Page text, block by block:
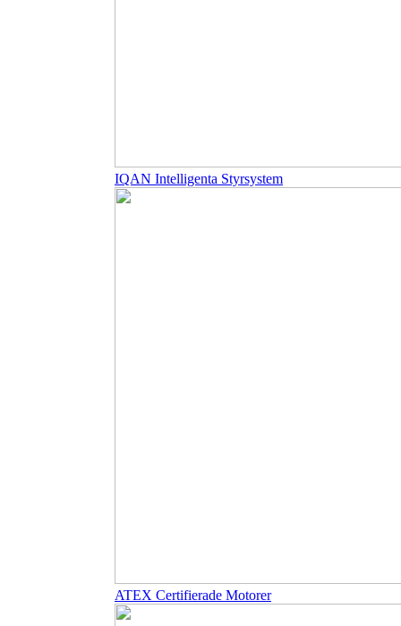
IQAN Intelligenta Styrsystem
ATEX Certifierade Motorer